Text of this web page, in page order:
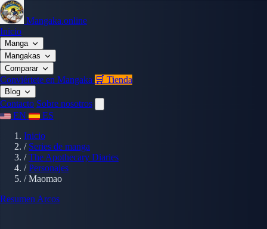
Mangaka.online
Inicio
Manga
Mangakas
Comparar
Conviértete en Mangaka 🛒 Tienda
Blog
Contacto Sobre nosotros
EN
ES
Inicio
/ Series de manga
/ The Apothecary Diaries
/ Personajes
/ Maomao
Resumen Arcos